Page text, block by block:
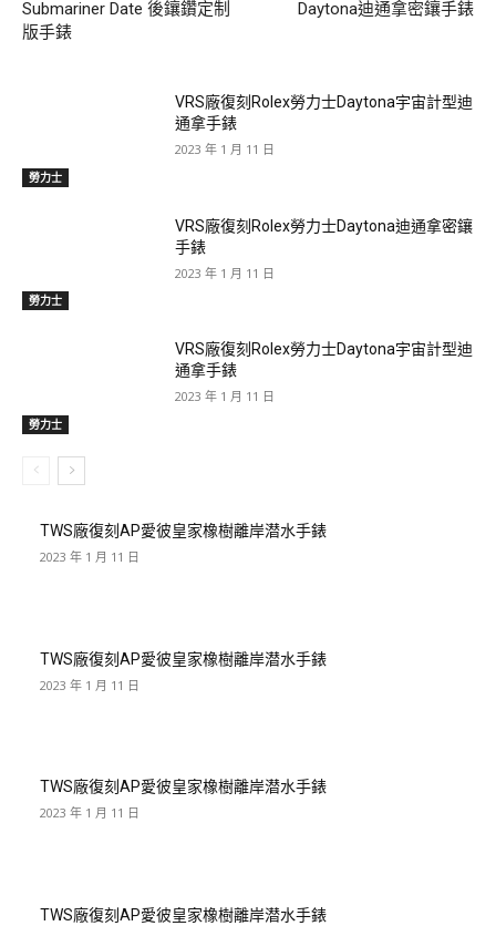
Submariner Date 後鑲鑽定制
版手錶
Daytona迪通拿密鑲手錶
勞力士
VRS廠復刻Rolex勞力士Daytona宇宙計型迪
通拿手錶
2023 年 1 月 11 日
勞力士
VRS廠復刻Rolex勞力士Daytona迪通拿密鑲
手錶
2023 年 1 月 11 日
勞力士
VRS廠復刻Rolex勞力士Daytona宇宙計型迪
通拿手錶
2023 年 1 月 11 日
TWS廠復刻AP愛彼皇家橡樹離岸潜水手錶
2023 年 1 月 11 日
TWS廠復刻AP愛彼皇家橡樹離岸潜水手錶
2023 年 1 月 11 日
TWS廠復刻AP愛彼皇家橡樹離岸潜水手錶
2023 年 1 月 11 日
TWS廠復刻AP愛彼皇家橡樹離岸潜水手錶